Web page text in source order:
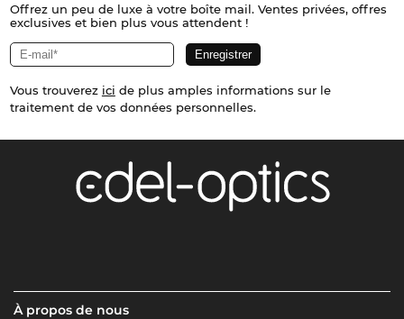
Offrez un peu de luxe à votre boîte mail. Ventes privées, offres
exclusives et bien plus vous attendent !
Vous trouverez ici de plus amples informations sur le
traitement de vos données personnelles.
À propos de nous